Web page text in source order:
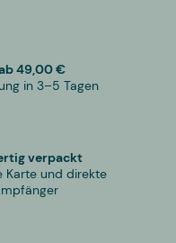
49,00 €
in 3–5 Tagen
verpackt
Karte und direkte